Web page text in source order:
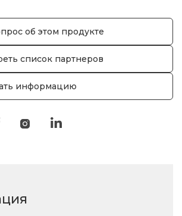
об этом продукте
список партнеров
информацию